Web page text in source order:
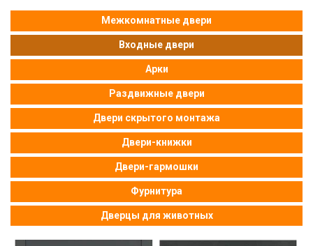
Межкомнатные двери
Входные двери
Арки
Раздвижные двери
Двери скрытого монтажа
Двери-книжки
Двери-гармошки
Фурнитура
Дверцы для животных